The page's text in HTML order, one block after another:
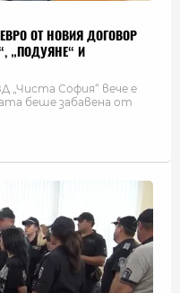
ОТ НОВИЯ ДОГОВОР
„ПОДУЯНЕ“ И
„Чиста София“ вече е
беше забавена от